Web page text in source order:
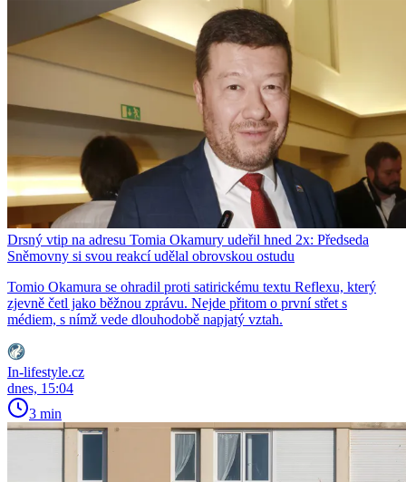
Drsný vtip na adresu Tomia Okamury udeřil hned 2x: Předseda
Sněmovny si svou reakcí udělal obrovskou ostudu
Tomio Okamura se ohradil proti satirickému textu Reflexu, který
zjevně četl jako běžnou zprávu. Nejde přitom o první střet s
médiem, s nímž vede dlouhodobě napjatý vztah.
In-lifestyle.cz
dnes, 15:04
3 min